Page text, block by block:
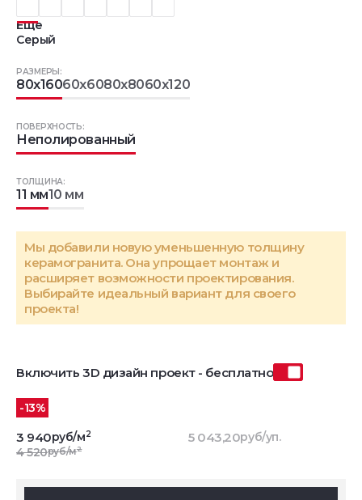
Еще
Серый
РАЗМЕРЫ:
80x16060x6080x8060x120
ТОЛЩИНА:
11 мм10 мм
ПОВЕРХНОСТЬ:
Неполированный
Мы добавили новую уменьшенную толщину
керамогранита. Она упрощает монтаж и
расширяет возможности проектирования.
Выбирайте идеальный вариант для своего
проекта!
Включить 3D дизайн проект - бесплатно
-13%
3 940руб/м2
4 520руб/м2
5 043,20руб/уп.